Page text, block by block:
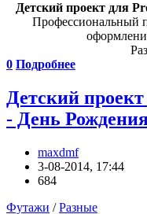
Детский проект для
Профессиональный
0 Подробнее
Детский
- День
maxdmf
3-08-2014, 17:44
684
Футажи /Разные